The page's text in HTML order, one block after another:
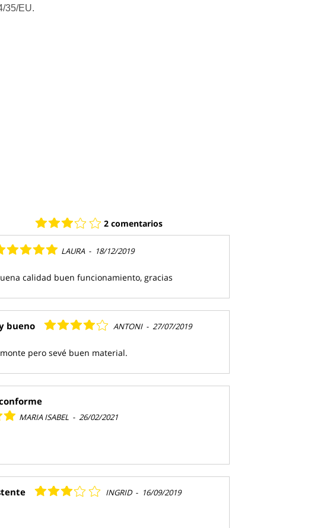
35/EU.
2 comentarios
LAURA - 18/12/2019
calidad buen funcionamiento, gracias
bueno ANTONI - 27/07/2019
pero sevé buen material.
MARIA ISABEL - 26/02/2021
INGRID - 16/09/2019